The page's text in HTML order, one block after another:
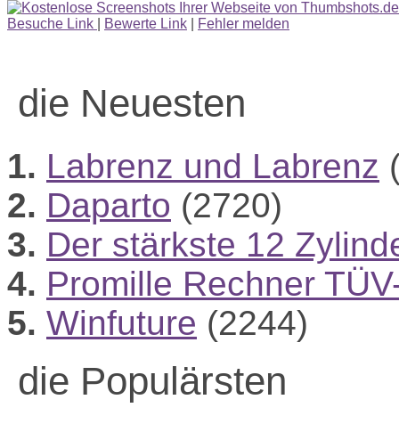
Besuche Link Bewerte Link Fehler melden
die Neuesten
1. Labrenz und Labrenz
2. Daparto (2720)
3. Der stärkste 12
4. Promille Rechner
5. Winfuture (2244)
die Populärsten